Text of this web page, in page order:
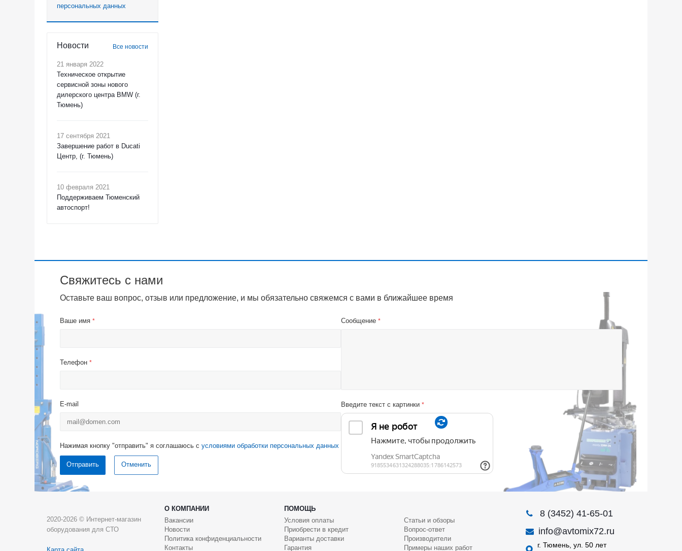
персональных данных
Новости Все новости
21 января 2022
Техническое открытие
сервисной зоны нового
дилерского центра BMW (г.
Тюмень)
17 сентября 2021
Завершение работ в Ducati
Центр, (г. Тюмень)
10 февраля 2021
Поддерживаем Тюменский
автоспорт!
Свяжитесь с нами
Оставьте ваш вопрос, отзыв или предложение, и мы обязательно свяжемся с вами в ближайшее время
Ваше имя *
Телефон *
E-mail
Сообщение *
Введите текст с картинки *
Нажимая кнопку "отправить" я соглашаюсь с условиями обработки персональных данных
Отменить
2020-2026 © Интернет-магазин
оборудования для СТО
О КОМПАНИИ
ПОМОЩЬ
Вакансии
Новости
Политика конфиденциальности
Контакты
Условия оплаты
Приобрести в кредит
Варианты доставки
Гарантия
Статьи и обзоры
Вопрос-ответ
Производители
Примеры наших работ
8 (3452) 41-65-01
info@avtomix72.ru
г. Тюмень, ул. 50 лет